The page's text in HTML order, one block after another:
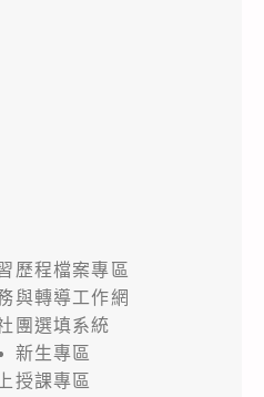
歷程檔案專區
與轉導工作網
團選填系統
新生專區
授課專區